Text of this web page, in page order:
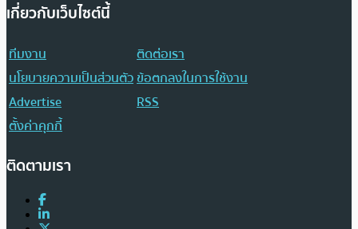
เกี่ยวกับเว็บไซต์นี้
ทีมงาน
ติดต่อเรา
นโยบายความเป็นส่วนตัวข้อตกลงในการใช้งาน
Advertise
RSS
ตั้งค่าคุกกี้
ติดตามเรา